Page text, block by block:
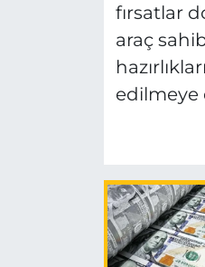
fırsatlar
araç
edilmeye